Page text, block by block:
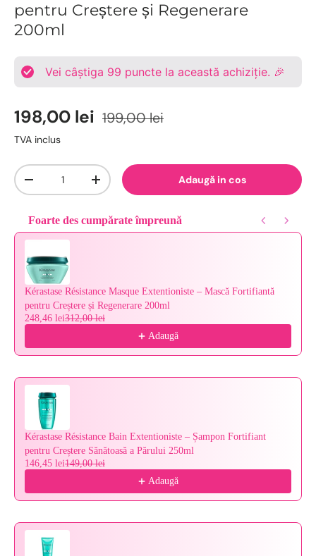
pentru Creștere și Regenerare
200ml
Vei câștiga 99 puncte la această achiziție. 🎉
198,00 lei 199,00 lei
TVA inclus
Cantitate
-
+ Adaugă in cos
Foarte des cumpărate împreună
Use the Previous and Next buttons to navigate through product
Kérastase Résistance Masque Extentioniste – Mască Fortifiantă
pentru Creștere și Regenerare 200ml
248,46 lei312,00 lei
Adaugă
Kérastase Résistance Bain Extentioniste – Șampon Fortifiant
pentru Creștere Sănătoasă a Părului 250ml
146,45 lei149,00 lei
Adaugă